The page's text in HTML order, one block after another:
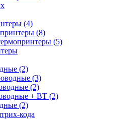
(4)
(8)
(5)
(2)
(3)
(2)
+ BT (2)
(2)
кода